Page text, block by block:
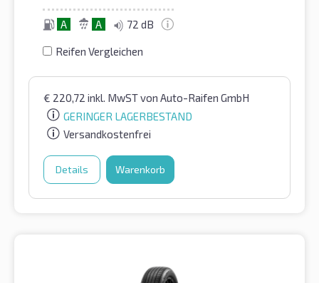
A A 72 dB
Reifen Vergleichen
€ 220,72 inkl. MwSTvon Auto-Raifen GmbH
GERINGER LAGERBESTAND
Versandkostenfrei
Details Warenkorb